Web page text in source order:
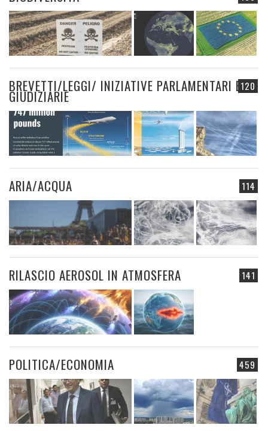
120
BREVETTI/LEGGI/ INIZIATIVE PARLAMENTARI E
GIUDIZIARIE
114
ARIA/ACQUA
141
RILASCIO AEROSOL IN ATMOSFERA
459
POLITICA/ECONOMIA